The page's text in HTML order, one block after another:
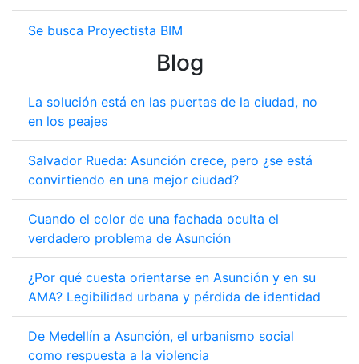
Se busca Proyectista BIM
Blog
La solución está en las puertas de la ciudad, no
en los peajes
Salvador Rueda: Asunción crece, pero ¿se está
convirtiendo en una mejor ciudad?
Cuando el color de una fachada oculta el
verdadero problema de Asunción
¿Por qué cuesta orientarse en Asunción y en su
AMA? Legibilidad urbana y pérdida de identidad
De Medellín a Asunción, el urbanismo social
como respuesta a la violencia